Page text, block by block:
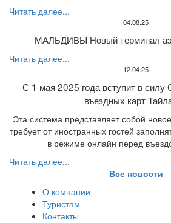
Читать далее...
04.08.25
МАЛЬДИВЫ Новый терминал
Читать далее...
12.04.25
С 1 мая 2025 года вступит в
въездных карт
Эта система представляет собой
требует от иностранных гостей
в режиме онлайн перед
Читать далее...
Все новости
О компании
Туристам
Контакты